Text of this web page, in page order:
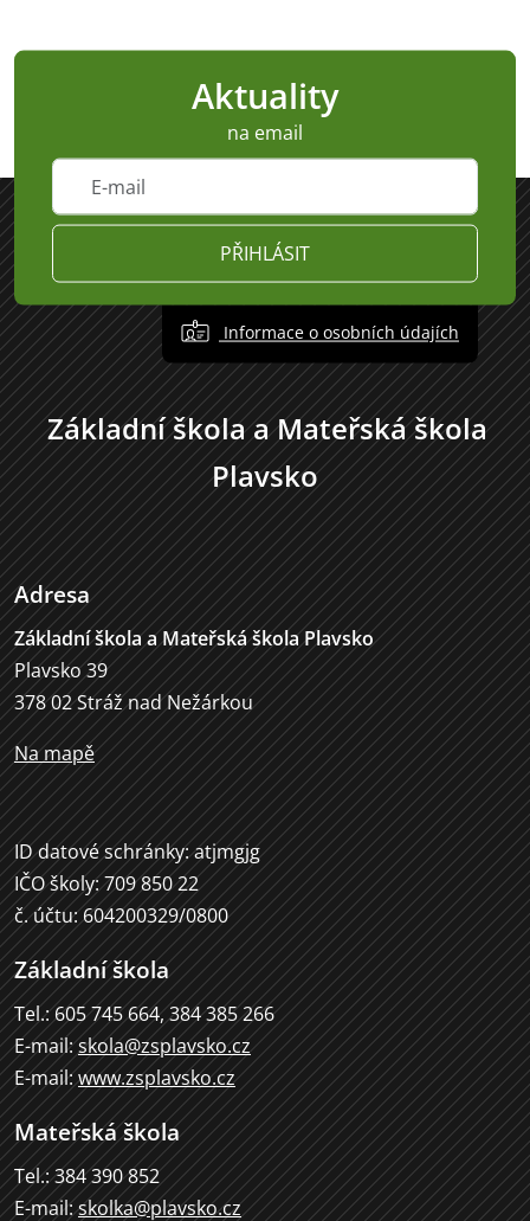
Aktuality
na email
PŘIHLÁSIT
Informace o osobních údajích
Základní škola a Mateřská škola
Plavsko
Adresa
Základní škola a Mateřská škola Plavsko
Plavsko 39
378 02 Stráž nad Nežárkou
Na mapě
ID datové schránky: atjmgjg
IČO školy: 709 850 22
č. účtu: 604200329/0800
Základní škola
Tel.: 605 745 664, 384 385 266
E-mail: skola@zsplavsko.cz
E-mail: www.zsplavsko.cz
Mateřská škola
Tel.: 384 390 852
E-mail: skolka@plavsko.cz